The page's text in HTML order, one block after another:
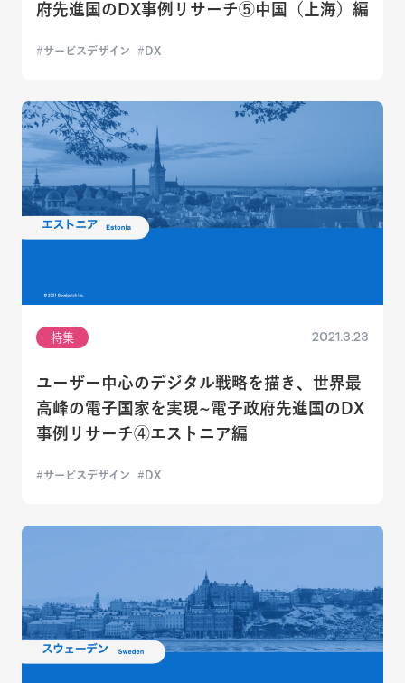
府先進国のDX事例リサーチ⑤中国（上海）編
サービスデザイン DX
特集 2021.3.23
ユーザー中心のデジタル戦略を描き、世界最
高峰の電子国家を実現~電子政府先進国のDX
事例リサーチ④エストニア編
サービスデザイン DX